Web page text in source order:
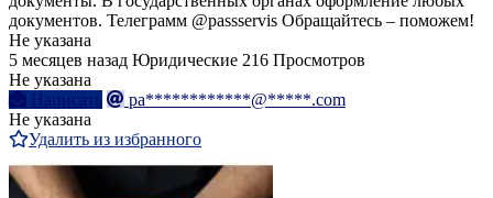
документов. Телеграмм @passservis Обращайтесь – поможем!
Не указана
5 месяцев назад Юридические 216 Просмотров
Не указана
Написать
pa************@*****.com
Не указана
Удалить из избранного